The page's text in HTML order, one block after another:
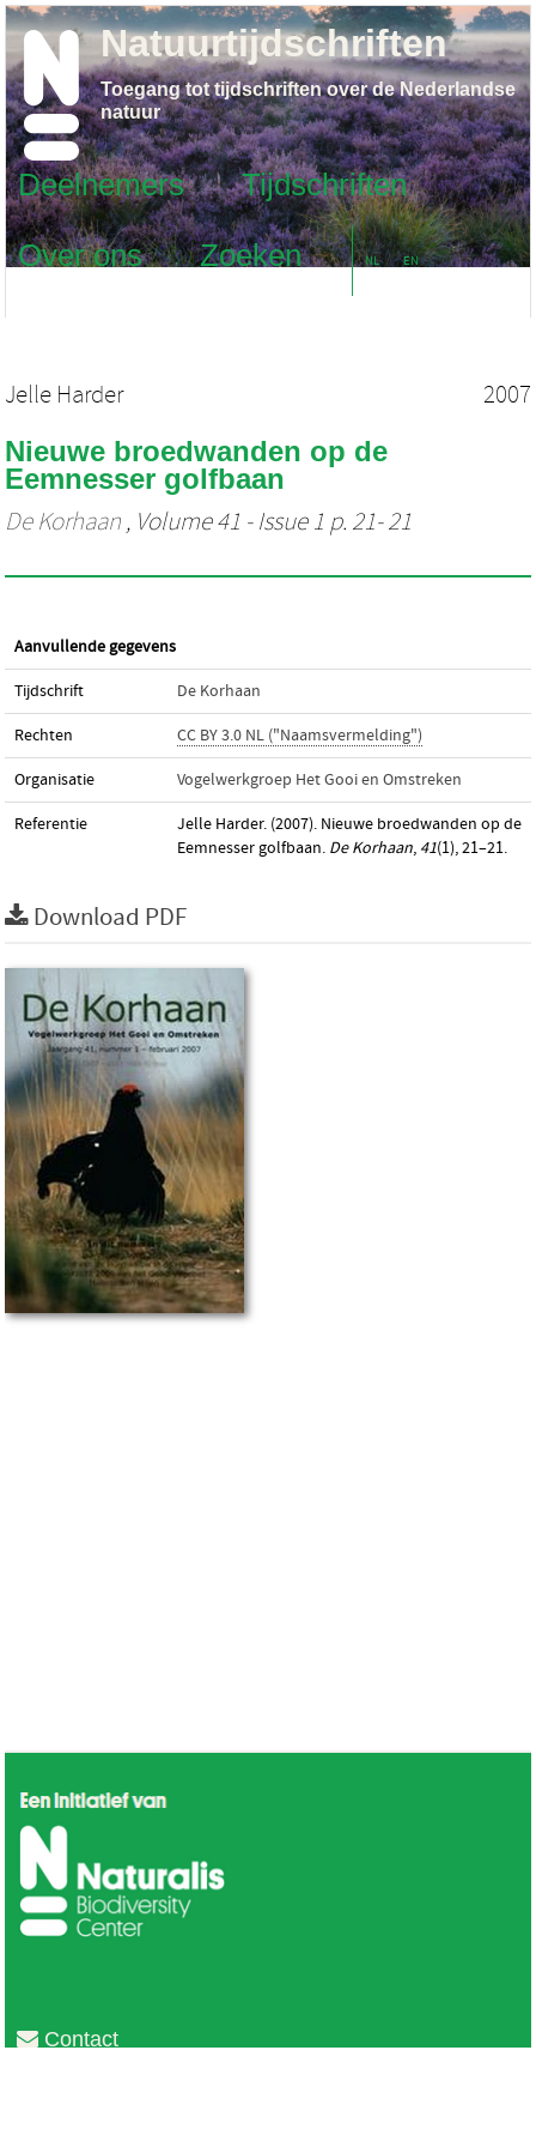
Deelnemers
Tijdschriften
Over ons
Zoeken NL EN
Natuurtijdschriften
Toegang tot tijdschriften over de Nederlandse
natuur
Jelle Harder 2007
Nieuwe broedwanden op de
Eemnesser golfbaan
De Korhaan , Volume 41 - Issue 1 p. 21- 21
Aanvullende gegevens
Tijdschrift De Korhaan
Rechten CC BY 3.0 NL ("Naamsvermelding")
Organisatie Vogelwerkgroep Het Gooi en Omstreken
Referentie
Jelle Harder. (2007). Nieuwe broedwanden op de
Eemnesser golfbaan. De Korhaan, 41(1), 21–21.
Download PDF
Contact